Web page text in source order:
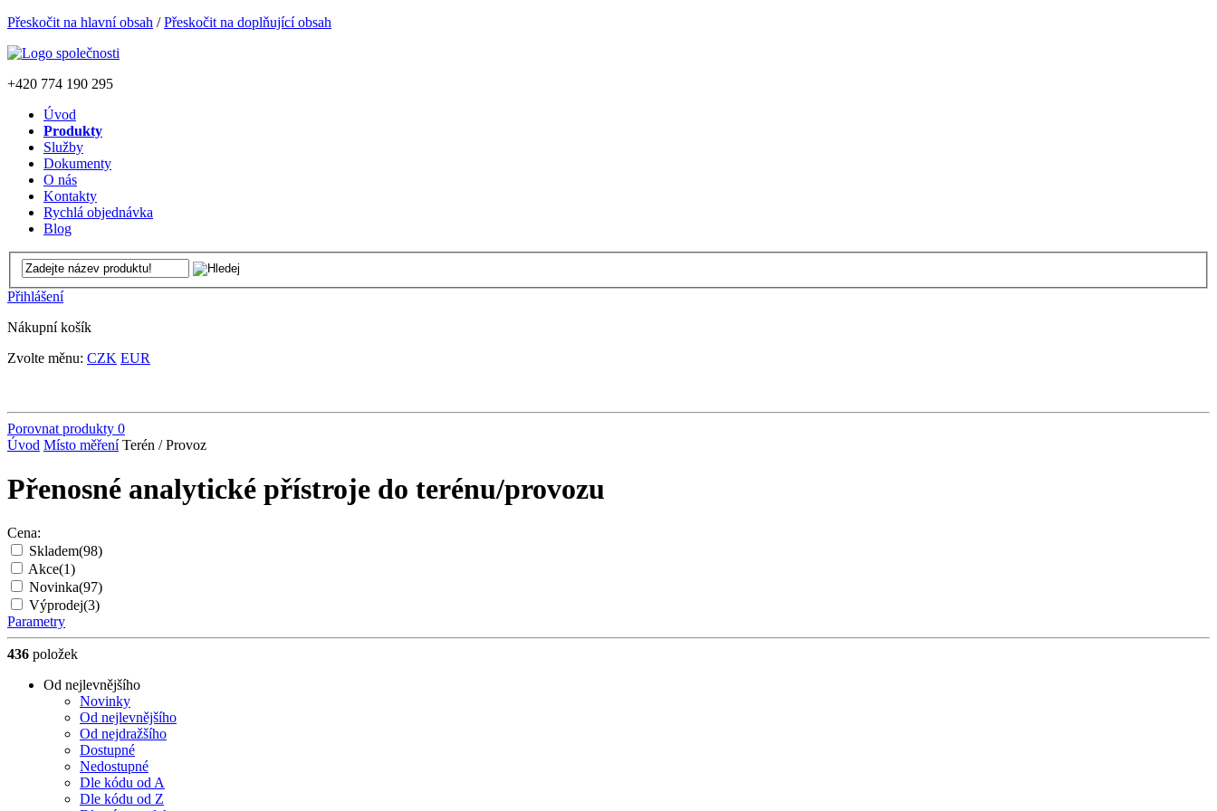
Přeskočit na hlavní obsah /Přeskočit na doplňující obsah
+420 774 190 295
Úvod
Produkty
Služby
Dokumenty
O nás
Kontakty
Rychlá objednávka
Blog
Přihlášení
Nákupní košík
Zvolte měnu: CZK EUR
Porovnat produkty 0
Úvod Místo měření Terén / Provoz
Přenosné analytické přístroje do terénu/provozu
Cena:
Skladem(98)
Akce(1)
Novinka(97)
Výprodej(3)
Parametry
436 položek
Od nejlevnějšího
Novinky
Od nejlevnějšího
Od nejdražšího
Dostupné
Nedostupné
Dle kódu od A
Dle kódu od Z